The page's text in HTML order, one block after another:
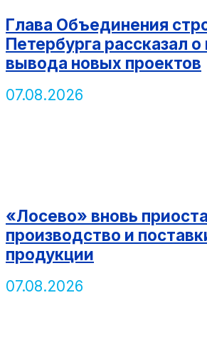
Глава Объединения
Петербурга рассказал
вывода новых проектов
07.08.2026
«Лосево» вновь
производство и
продукции
07.08.2026